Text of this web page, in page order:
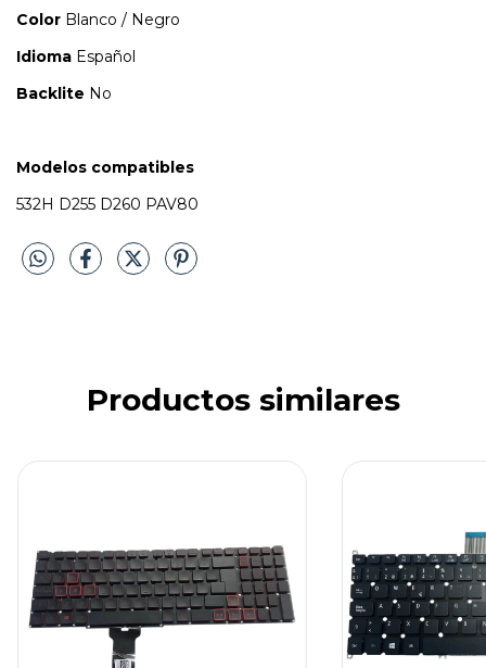
Color Blanco / Negro
Idioma Español
Backlite No
Modelos compatibles
532H D255 D260 PAV80
Productos similares